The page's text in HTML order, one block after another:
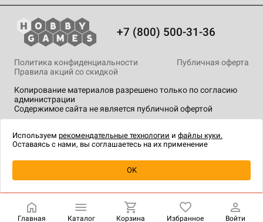
Уведомить о наличии
+7 (800) 500-31-36
Копирование материалов разрешено только по согласию
администрации
Содержимое сайта не является публичной офертой
Политика конфиденциальности
Публичная оферта
Правила акций со скидкой
технологии.
Главная Каталог Корзина Избранное Войти
Используем рекомендательные технологии и файлы куки.
Оставаясь с нами, вы соглашаетесь на их применение
OK